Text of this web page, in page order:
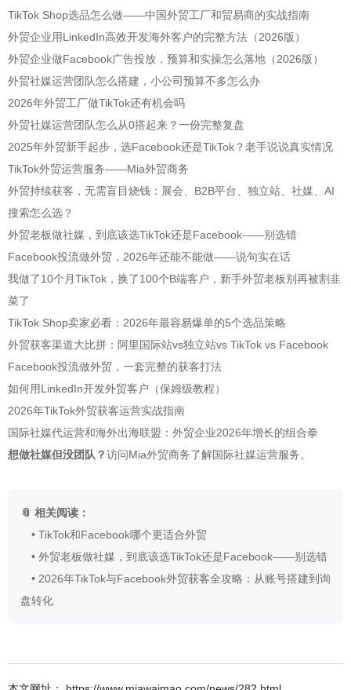
TikTok Shop选品怎么做——中国外贸工厂和贸易商的实战指南
外贸企业用LinkedIn高效开发海外客户的完整方法（2026版）
外贸企业做Facebook广告投放，预算和实操怎么落地（2026版）
外贸社媒运营团队怎么搭建，小公司预算不多怎么办
2026年外贸工厂做TikTok还有机会吗
外贸社媒运营团队怎么从0搭起来？一份完整复盘
2025年外贸新手起步，选Facebook还是TikTok？老手说说真实情况
TikTok外贸运营服务——Mia外贸商务
外贸持续获客，无需盲目烧钱：展会、B2B平台、独立站、社媒、AI
搜索怎么选？
外贸老板做社媒，到底该选TikTok还是Facebook——别选错
Facebook投流做外贸，2026年还能不能做——说句实在话
我做了10个月TikTok，换了100个B端客户，新手外贸老板别再被割韭
菜了
TikTok Shop卖家必看：2026年最容易爆单的5个选品策略
外贸获客渠道大比拼：阿里国际站vs独立站vs TikTok vs Facebook
Facebook投流做外贸，一套完整的获客打法
如何用LinkedIn开发外贸客户（保姆级教程）
2026年TikTok外贸获客运营实战指南
国际社媒代运营和海外出海联盟：外贸企业2026年增长的组合拳
想做社媒但没团队？访问Mia外贸商务了解国际社媒运营服务。
📎 相关阅读：
• TikTok和Facebook哪个更适合外贸
• 外贸老板做社媒，到底该选TikTok还是Facebook——别选错
• 2026年TikTok与Facebook外贸获客全攻略：从账号搭建到询
盘转化